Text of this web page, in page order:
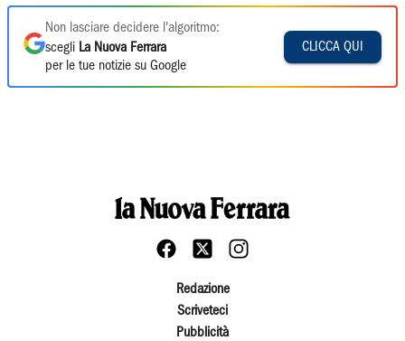
Non lasciare decidere l'algoritmo:
scegli La Nuova Ferrara
per le tue notizie su Google
CLICCA QUI
Redazione
Scriveteci
Pubblicità